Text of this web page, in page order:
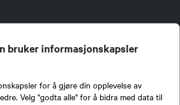
bruker informasjonskapsler
for å gjøre din opplevelse av
Velg "godta alle" for å bidra med data til
de viktigste miljøene for formidling av kunnskap om jakt og
nøytral organisasjon, men har et sterkt jakt-, fiske-, og